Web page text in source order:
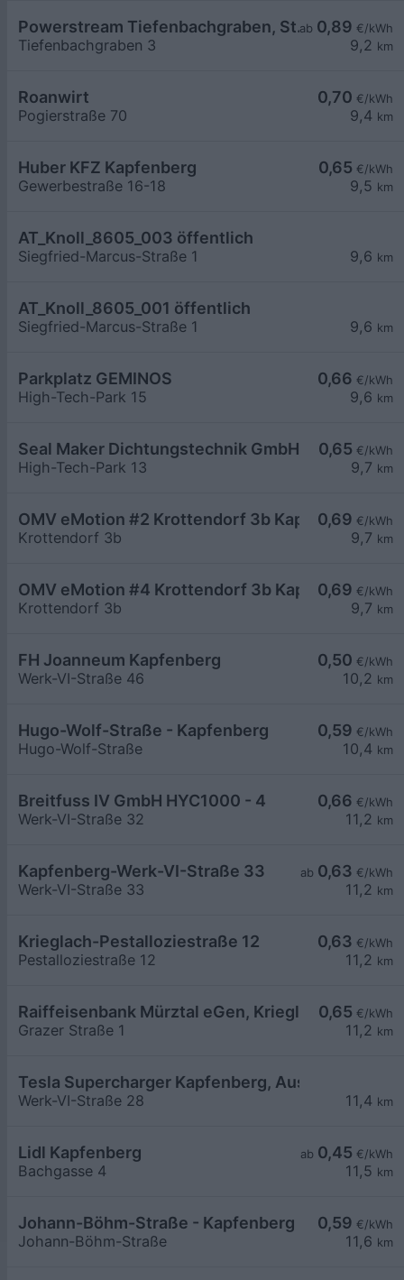
ab 0,89 €/kWh
9,2 km
Powerstream Tiefenbachgraben, St. Erhard
Tiefenbachgraben 3
0,70 €/kWh
9,4 km
Roanwirt
Pogierstraße 70
0,65 €/kWh
9,5 km
Huber KFZ Kapfenberg
Gewerbestraße 16-18
9,6 km
AT_Knoll_8605_003 öffentlich
Siegfried-Marcus-Straße 1
9,6 km
AT_Knoll_8605_001 öffentlich
Siegfried-Marcus-Straße 1
0,66 €/kWh
9,6 km
Parkplatz GEMINOS
High-Tech-Park 15
0,65 €/kWh
9,7 km
Seal Maker Dichtungstechnik GmbH
High-Tech-Park 13
0,69 €/kWh
9,7 km
OMV eMotion #2 Krottendorf 3b Kapfenberg
Krottendorf 3b
0,69 €/kWh
9,7 km
OMV eMotion #4 Krottendorf 3b Kapfenberg
Krottendorf 3b
0,50 €/kWh
10,2 km
FH Joanneum Kapfenberg
Werk-VI-Straße 46
0,59 €/kWh
10,4 km
Hugo-Wolf-Straße - Kapfenberg
Hugo-Wolf-Straße
0,66 €/kWh
11,2 km
Breitfuss IV GmbH HYC1000 - 4
Werk-VI-Straße 32
ab 0,63 €/kWh
11,2 km
Kapfenberg-Werk-VI-Straße 33
Werk-VI-Straße 33
0,63 €/kWh
11,2 km
Krieglach-Pestalloziestraße 12
Pestalloziestraße 12
0,65 €/kWh
11,2 km
Raiffeisenbank Mürztal eGen, Krieglach
Grazer Straße 1
11,4 km
Tesla Supercharger Kapfenberg, Austria
Werk-VI-Straße 28
ab 0,45 €/kWh
11,5 km
Lidl Kapfenberg
Bachgasse 4
0,59 €/kWh
11,6 km
Johann-Böhm-Straße - Kapfenberg
Johann-Böhm-Straße